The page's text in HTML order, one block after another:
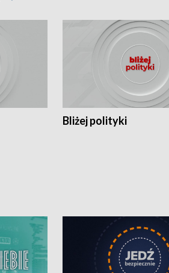
Bliżej polityki